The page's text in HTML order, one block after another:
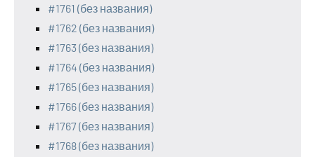
#1761 (без названия)
#1762 (без названия)
#1763 (без названия)
#1764 (без названия)
#1765 (без названия)
#1766 (без названия)
#1767 (без названия)
#1768 (без названия)